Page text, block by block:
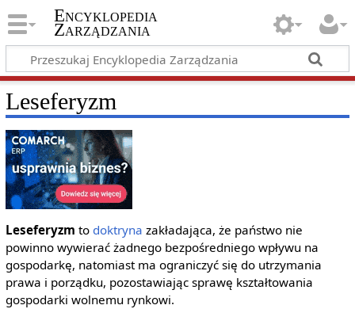
Encyklopedia
Zarządzania
Leseferyzm
Leseferyzm to doktryna zakładająca, że państwo nie
powinno wywierać żadnego bezpośredniego wpływu na
gospodarkę, natomiast ma ograniczyć się do utrzymania
prawa i porządku, pozostawiając sprawę kształtowania
gospodarki wolnemu rynkowi.